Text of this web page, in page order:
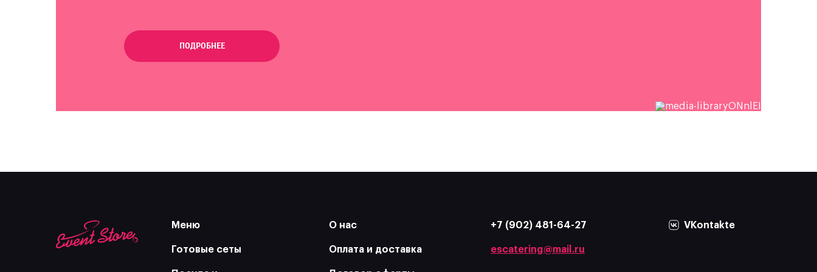
ПОДРОБНЕЕ
Меню
Готовые сеты
О нас
Оплата и доставка
+7 (902) 481-64-27
escatering@mail.ru
VKontakte